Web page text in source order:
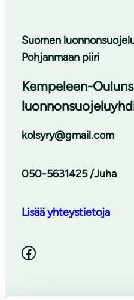
Suomen
Pohjanmaan piiri
Kempeleen-
kolsyry@gmail.com
050-5631425 /Juha
Lisää yhteystietoja
Facebook